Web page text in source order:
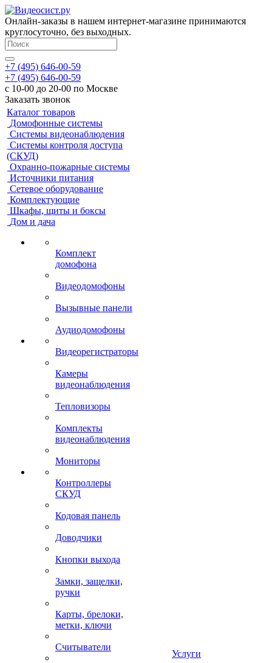
Онлайн-заказы в нашем интернет-магазине принимаются
круглосуточно, без выходных.
+7 (495) 646-00-59
+7 (495) 646-00-59
с 10-00 до 20-00 по Москве
Заказать звонок
Каталог товаров
Домофонные системы
Системы видеонаблюдения
Системы контроля доступа
(СКУД)
Охранно-пожарные системы
Источники питания
Сетевое оборудование
Комплектующие
Шкафы, щиты и боксы
Дом и дача
Комплект
домофона
Видеодомофоны
Вызывные панели
Аудиодомофоны
Видеорегистраторы
Камеры
видеонаблюдения
Тепловизоры
Комплекты
видеонаблюдения
Мониторы
Контроллеры
СКУД
Кодовая панель
Доводчики
Кнопки выхода
Замки, защелки,
ручки
Карты, брелоки,
метки, ключи
Считыватели
Услуги